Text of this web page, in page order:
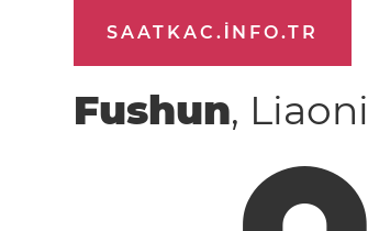
SAATKAC.INFO.TR
Fushun,